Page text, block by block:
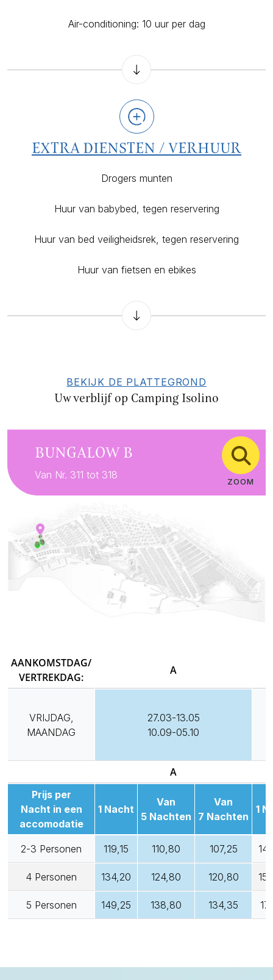
Air-conditioning: 10 uur per dag
EXTRA DIENSTEN / VERHUUR
Drogers munten
Huur van babybed, tegen reservering
Huur van bed veiligheidsrek, tegen reservering
Huur van fietsen en ebikes
BEKIJK DE PLATTEGROND
Uw verblijf op Camping Isolino
BUNGALOW B
Van Nr. 311 tot 318
ZOOM
AANKOMSTDAG/
VERTREKDAG:
A
VRIJDAG,
MAANDAG
27.03-13.05
10.09-05.10
A
Prijs per
Nacht in een
accomodatie
1 Nacht
Van
5 Nachten
Van
7 Nachten
1
2-3 Personen 119,15 110,80 107,25
4 Personen 134,20 124,80 120,80
5 Personen 149,25 138,80 134,35